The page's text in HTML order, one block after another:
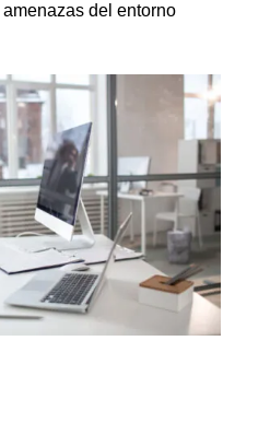
del entorno